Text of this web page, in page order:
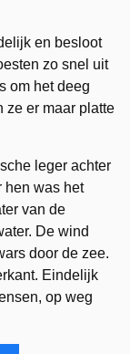
en besloot
zo snel uit
om het deeg
ze er maar platte
leger achter
hen was het
van de
De wind
door de zee.
Eindelijk
op weg